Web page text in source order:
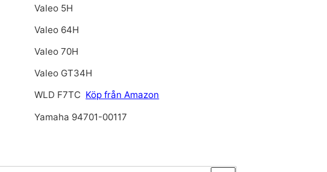
Valeo 5H
Valeo 64H
Valeo 70H
Valeo GT34H
WLD F7TC Köp från Amazon
Yamaha 94701-00117